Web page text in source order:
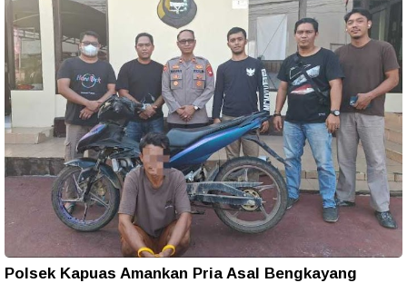
Polsek Kapuas Amankan Pria Asal Bengkayang